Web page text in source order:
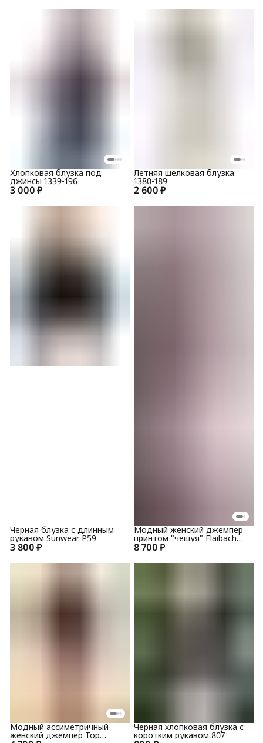
3 000 ₽
Хлопковая блузка под
джинсы 1339-196
2 600 ₽
Летняя шелковая блузка
1380-189
3 800 ₽
Черная блузка с длинным
рукавом Sunwear Р59
8 700 ₽
Модный женский джемпер
принтом "чешуя" Flaibach
087W5
Модный ассиметричный
женский джемпер Top
Черная хлопковая блузка с
коротким рукавом 807